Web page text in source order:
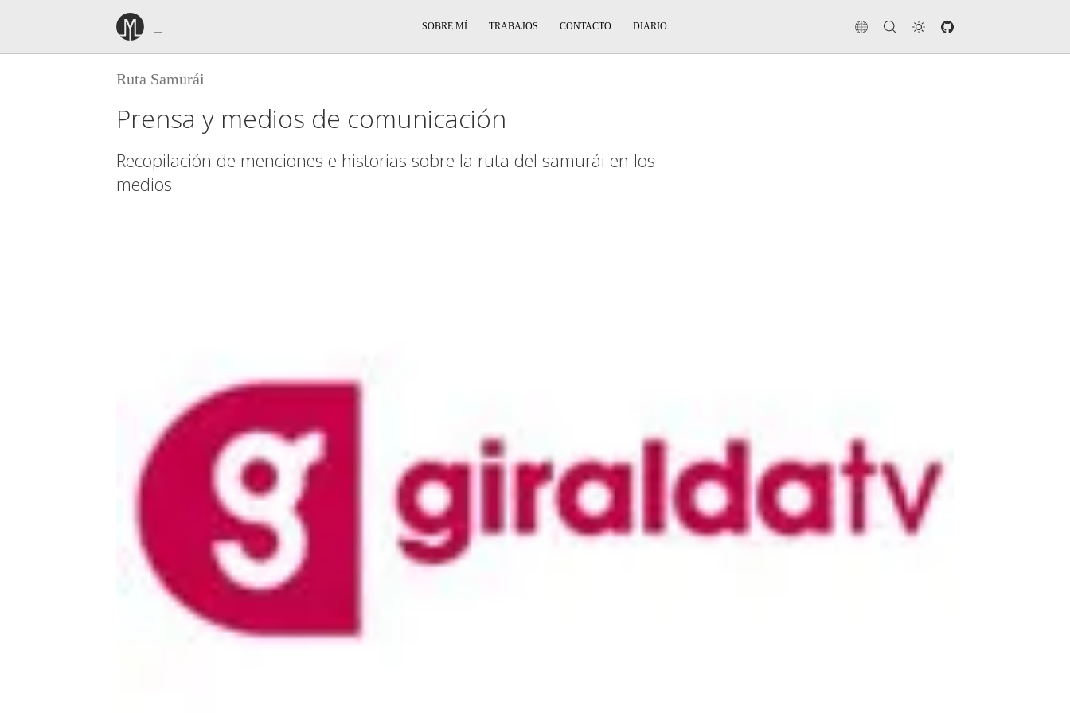
SOBRE MÍ TRABAJOS CONTACTO DIARIO
Ruta Samurái
Prensa y medios de comunicación
Recopilación de menciones e historias sobre la ruta del samurái en los
medios